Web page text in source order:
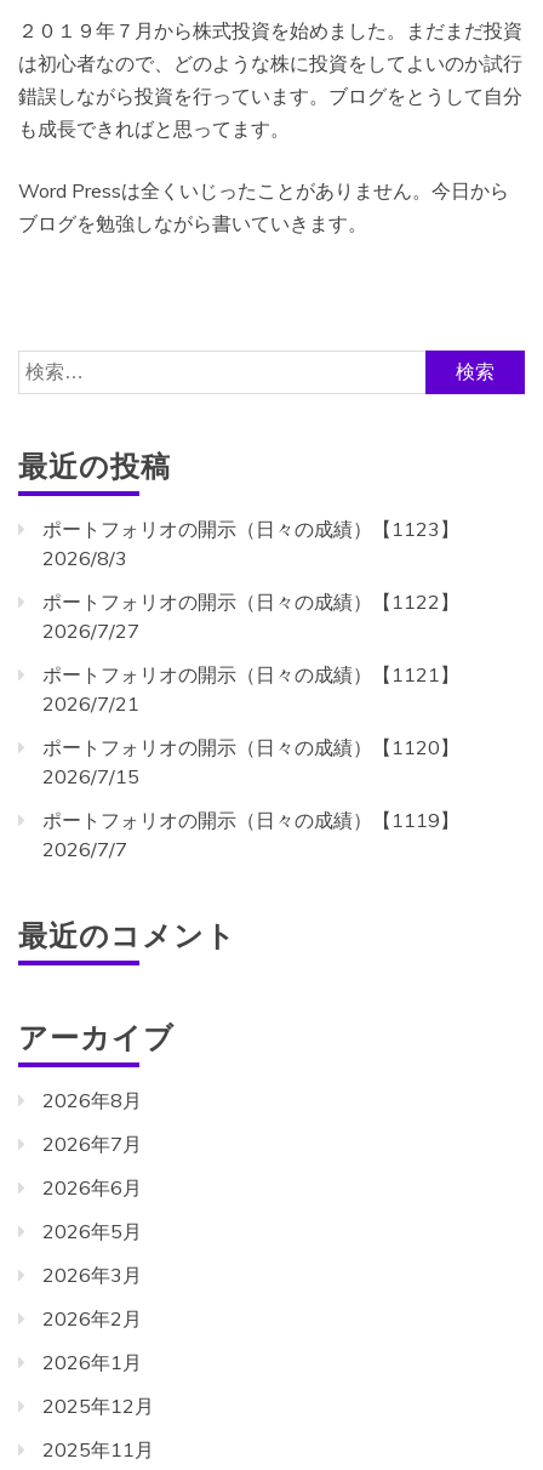
２０１９年７月から株式投資を始めました。まだまだ投資
は初心者なので、どのような株に投資をしてよいのか試行
錯誤しながら投資を行っています。ブログをとうして自分
も成長できればと思ってます。
Word Pressは全くいじったことがありません。今日から
ブログを勉強しながら書いていきます。
検
索:
最近の投稿
ポートフォリオの開示（日々の成績）【1123】
2026/8/3
ポートフォリオの開示（日々の成績）【1122】
2026/7/27
ポートフォリオの開示（日々の成績）【1121】
2026/7/21
ポートフォリオの開示（日々の成績）【1120】
2026/7/15
ポートフォリオの開示（日々の成績）【1119】
2026/7/7
最近のコメント
アーカイブ
2026年8月
2026年7月
2026年6月
2026年5月
2026年3月
2026年2月
2026年1月
2025年12月
2025年11月